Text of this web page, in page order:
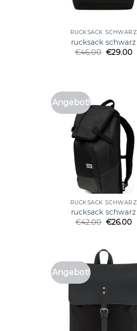
RUCKSACK SCHWARZ
rucksack schwarz
€46.00 €29.00
Angebot!
RUCKSACK SCHWARZ
rucksack schwarz
€42.00 €26.00
Angebot!